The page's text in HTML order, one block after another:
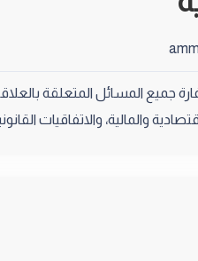
جميع المسائل المتعلقة
والمالية، والاتفاقيات